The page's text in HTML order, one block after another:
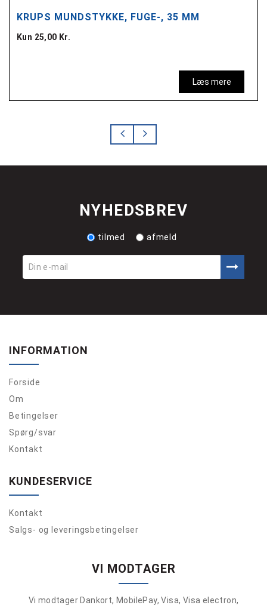
KRUPS MUNDSTYKKE, FUGE-, 35 MM
Kun 25,00 Kr.
Læs mere
NYHEDSBREV
tilmed afmeld
INFORMATION
Forside
Om
Betingelser
Spørg/svar
Kontakt
KUNDESERVICE
Kontakt
Salgs- og leveringsbetingelser
VI MODTAGER
Vi modtager Dankort, MobilePay, Visa, Visa electron,